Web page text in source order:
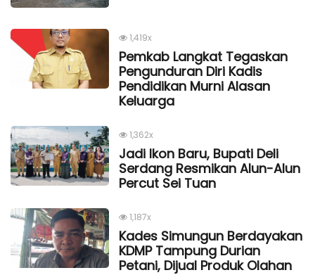
1,419x
Pemkab Langkat Tegaskan
Pengunduran Diri Kadis
Pendidikan Murni Alasan
Keluarga
1,362x
Jadi Ikon Baru, Bupati Deli
Serdang Resmikan Alun-Alun
Percut Sei Tuan
1,187x
Kades Simungun Berdayakan
KDMP Tampung Durian
Petani, Dijual Produk Olahan